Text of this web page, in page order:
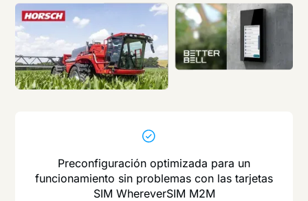
Preconfiguración optimizada para un
funcionamiento sin problemas con las tarjetas
SIM WhereverSIM M2M